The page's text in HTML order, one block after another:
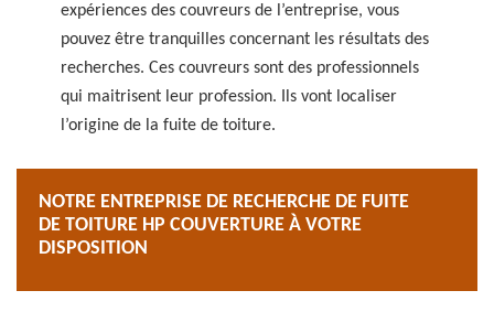
expériences des couvreurs de l’entreprise, vous
pouvez être tranquilles concernant les résultats des
recherches. Ces couvreurs sont des professionnels
qui maitrisent leur profession. Ils vont localiser
l’origine de la fuite de toiture.
NOTRE ENTREPRISE DE RECHERCHE DE FUITE
DE TOITURE HP COUVERTURE À VOTRE
DISPOSITION